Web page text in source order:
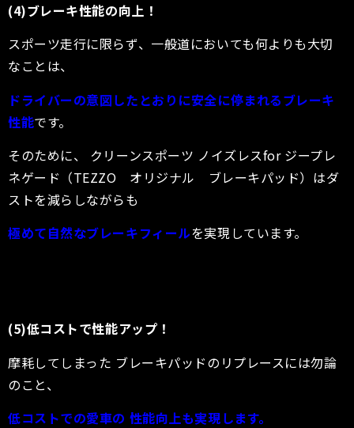
(4)ブレーキ性能の向上！
スポーツ走行に限らず、一般道においても何よりも大切
なことは、
ドライバーの意図したとおりに安全に停まれるブレーキ
性能です。
そのために、
クリーンスポーツ ノイズレスfor ジープレ
ネゲード （TEZZO オリジナル ブレーキパッド）はダ
ストを減らしながらも
極めて自然なブレーキフィールを実現しています。
(5)低コストで性能アップ！
摩耗してしまった ブレーキパッドのリプレースには勿論
のこと、
低コストでの愛車の 性能向上も実現します。